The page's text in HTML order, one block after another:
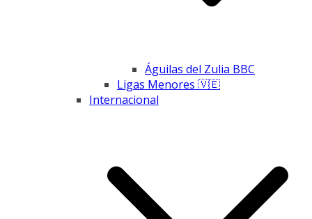
Águilas del Zulia BBC
Ligas Menores 🇻🇪
Internacional